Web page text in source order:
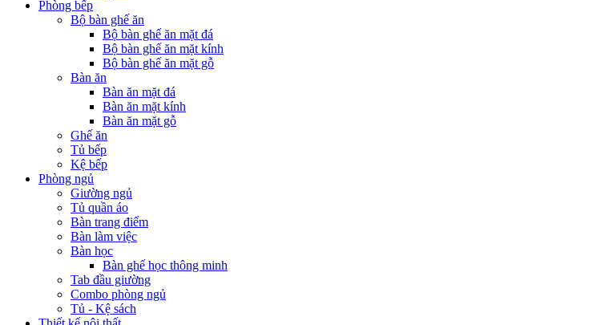
Phòng bếp
Bộ bàn ghế ăn
Bộ bàn ghế ăn mặt đá
Bộ bàn ghế ăn mặt kính
Bộ bàn ghế ăn mặt gỗ
Bàn ăn
Bàn ăn mặt đá
Bàn ăn mặt kính
Bàn ăn mặt gỗ
Ghế ăn
Tủ bếp
Kệ bếp
Phòng ngủ
Giường ngủ
Tủ quần áo
Bàn trang điểm
Bàn làm việc
Bàn học
Bàn ghế học thông minh
Tab đầu giường
Combo phòng ngủ
Tủ - Kệ sách